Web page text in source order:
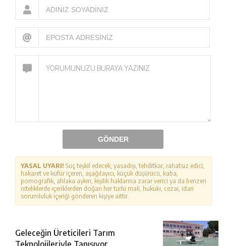
GÖNDER
YASAL UYARI! Suç teşkil edecek, yasadışı, tehditkar, rahatsız edici,
hakaret ve küfür içeren, aşağılayıcı, küçük düşürücü, kaba,
pornografik, ahlaka aykırı, kişilik haklarına zarar verici ya da benzeri
niteliklerde içeriklerden doğan her türlü mali, hukuki, cezai, idari
sorumluluk içeriği gönderen kişiye aittir.
Geleceğin Üreticileri Tarım